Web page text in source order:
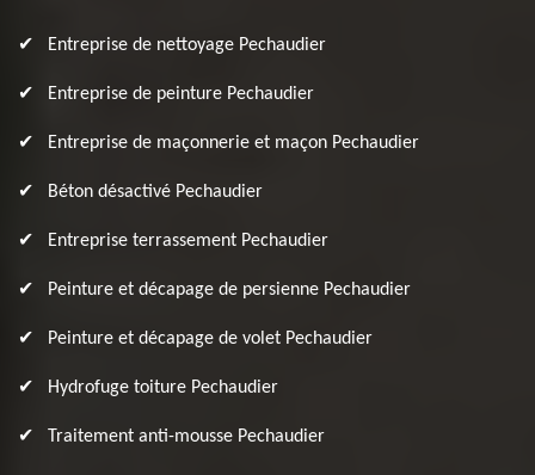
Entreprise de nettoyage Pechaudier
Entreprise de peinture Pechaudier
Entreprise de maçonnerie et maçon Pechaudier
Béton désactivé Pechaudier
Entreprise terrassement Pechaudier
Peinture et décapage de persienne Pechaudier
Peinture et décapage de volet Pechaudier
Hydrofuge toiture Pechaudier
Traitement anti-mousse Pechaudier